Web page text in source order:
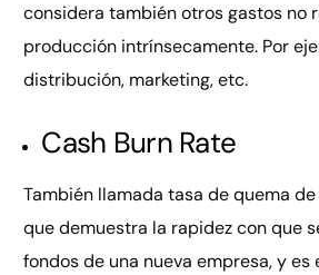
considera también otros gastos no
producción intrínsecamente. Por
distribución, marketing, etc.
Cash Burn Rate
También llamada tasa de quema de
que demuestra la rapidez con que
fondos de una nueva empresa, y es